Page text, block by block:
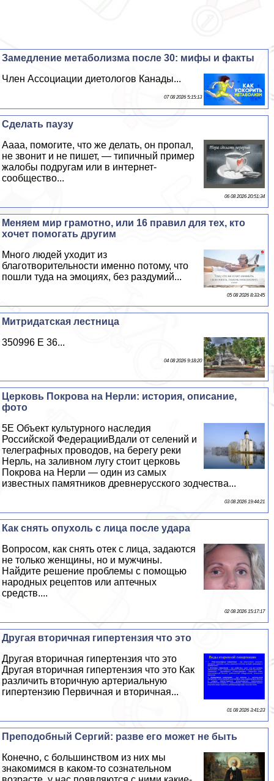
Замедление метаболизма после 30: мифы и факты
Члeн Ассоциации диетологов Канады...
07 08 2026 5:15:13
Сделать паузу
Аааа, помогите, что же делать, он пропал,
не звонит и не пишет, — типичный пример
жалобы подругам или в интернет-
сообщество...
06 08 2026 20:51:34
Меняем мир грамотно, или 16 правил для тех, кто
хочет помогать другим
Много людей уходит из
благотворительности именно потому, что
пошли туда на эмоциях, без раздумий...
05 08 2026 8:33:45
Митридатская лестница
350996 E 36...
04 08 2026 9:18:20
Церковь Покрова на Нерли: история, описание,
фото
5E Объект культурного наследия
Российской ФедерацииВдали от селений и
телеграфных проводов, на берегу реки
Нерль, на заливном лугу стоит церковь
Покрова на Нерли — один из самых
известных памятников древнерусского зодчества...
03 08 2026 19:44:21
Как снять опухоль с лица после удара
Вопросом, как снять отек с лица, задаются
не только женщины, но и мужчины.
Найдите решение проблемы с помощью
народных рецептов или аптечных
средств....
02 08 2026 15:17:17
Другая вторичная гипертензия что это
Другая вторичная гипертензия что это
Другая вторичная гипертензия что это Как
различить вторичную артериальную
гипертензию Первичная и вторичная...
01 08 2026 3:41:23
Преподобный Сергий: разве его может не быть
Конечно, с большинством из них мы
знакомимся в каком-то сознательном